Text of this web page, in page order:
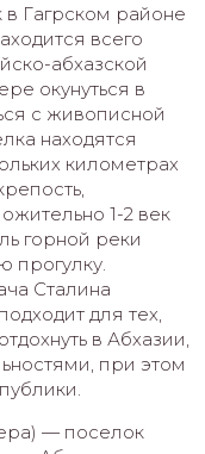
Гагрском районе
всего
абхазской
окунуться в
с живописной
находятся
километрах
1-2 век
горной реки
прогулку.
Сталина
для тех,
в Абхазии,
при этом
— поселок